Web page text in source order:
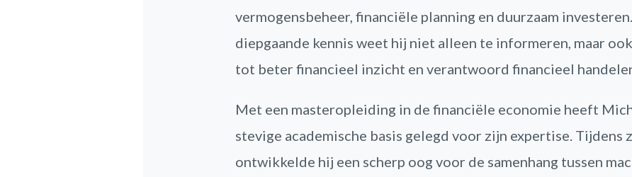
vermogensbeheer, financiële planning en duurzaam
diepgaande kennis weet hij niet alleen te informeren, maar
tot beter financieel inzicht en verantwoord financieel
Met een masteropleiding in de financiële economie heeft
stevige academische basis gelegd voor zijn expertise. Tijdens
ontwikkelde hij een scherp oog voor de samenhang tussen